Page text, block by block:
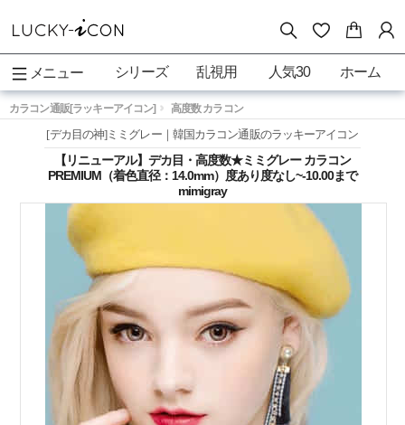
メニュー シリーズ 乱視用 人気30 ホーム
カラコン通販[ラッキーアイコン] 高度数 カラコン
[デカ目の神]ミミグレー｜韓国カラコン通販のラッキーアイコン
【リニューアル】デカ目・高度数★ミミグレー カラコン
PREMIUM（着色直径：14.0mm）度あり度なし~-10.00まで
mimigray